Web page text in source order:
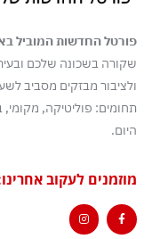
פורטל החדשות המוביל
שקורה בשכונה שלכם
ולציבור מבזקים מסביב
תחומים: פוליטיקה,
היום.
מוזמנים לעקוב